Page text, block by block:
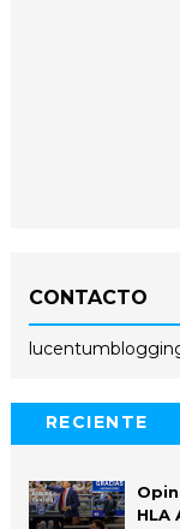
CONTACTO
RECIENTE
HLA